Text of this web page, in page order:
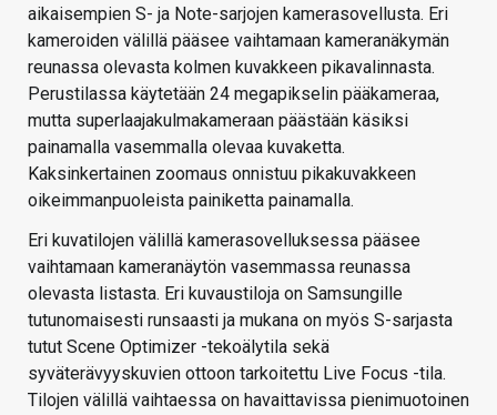
aikaisempien S- ja Note-sarjojen kamerasovellusta. Eri
kameroiden välillä pääsee vaihtamaan kameranäkymän
reunassa olevasta kolmen kuvakkeen pikavalinnasta.
Perustilassa käytetään 24 megapikselin pääkameraa,
mutta superlaajakulmakameraan päästään käsiksi
painamalla vasemmalla olevaa kuvaketta.
Kaksinkertainen zoomaus onnistuu pikakuvakkeen
oikeimmanpuoleista painiketta painamalla.
Eri kuvatilojen välillä kamerasovelluksessa pääsee
vaihtamaan kameranäytön vasemmassa reunassa
olevasta listasta. Eri kuvaustiloja on Samsungille
tutunomaisesti runsaasti ja mukana on myös S-sarjasta
tutut Scene Optimizer -tekoälytila sekä
syväterävyyskuvien ottoon tarkoitettu Live Focus -tila.
Tilojen välillä vaihtaessa on havaittavissa pienimuotoinen